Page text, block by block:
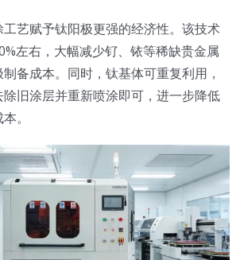
艺赋予钛阳极更强的经济性。该技术
左右，大幅减少钌、铱等稀缺贵金属
备成本。同时，钛基体可重复利用，
旧涂层并重新喷涂即可，进一步降低
。